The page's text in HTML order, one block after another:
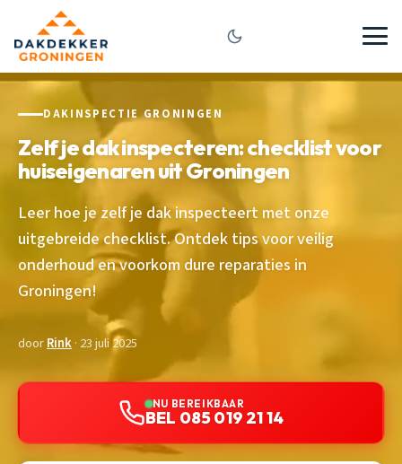
DAKINSPECTIE GRONINGEN
Zelf je dak inspecteren: checklist voor
huiseigenaren uit Groningen
Leer hoe je zelf je dak inspecteert met onze
uitgebreide checklist. Ontdek tips voor veilig
onderhoud en voorkom dure reparaties in
Groningen!
doorRink· 23 juli 2025
NU BEREIKBAAR
BEL 085 019 21 14